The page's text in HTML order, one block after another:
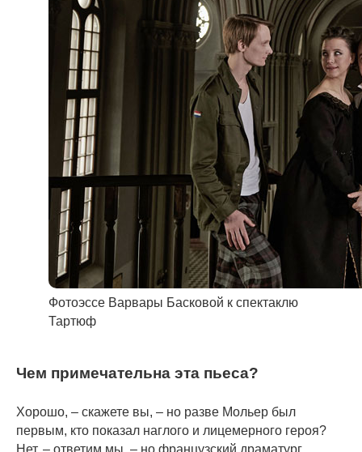
Фотоэссе Варвары Басковой к спектаклю
Тартюф
Чем примечательна эта пьеса?
Хорошо, – скажете вы, – но разве Мольер был
первым, кто показал наглого и лицемерного героя?
Нет, – ответим мы, – но французский драматург